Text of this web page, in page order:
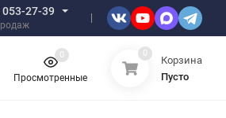
053-27-39
Просмотренные
0 0
Корзина
Пусто